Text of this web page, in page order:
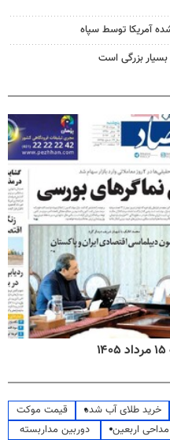
آمریکا توسط سپاه
بزرگی است
خرید طلای آب شده
قیمت موکت
مداحی اربعین
دوربین مداربسته